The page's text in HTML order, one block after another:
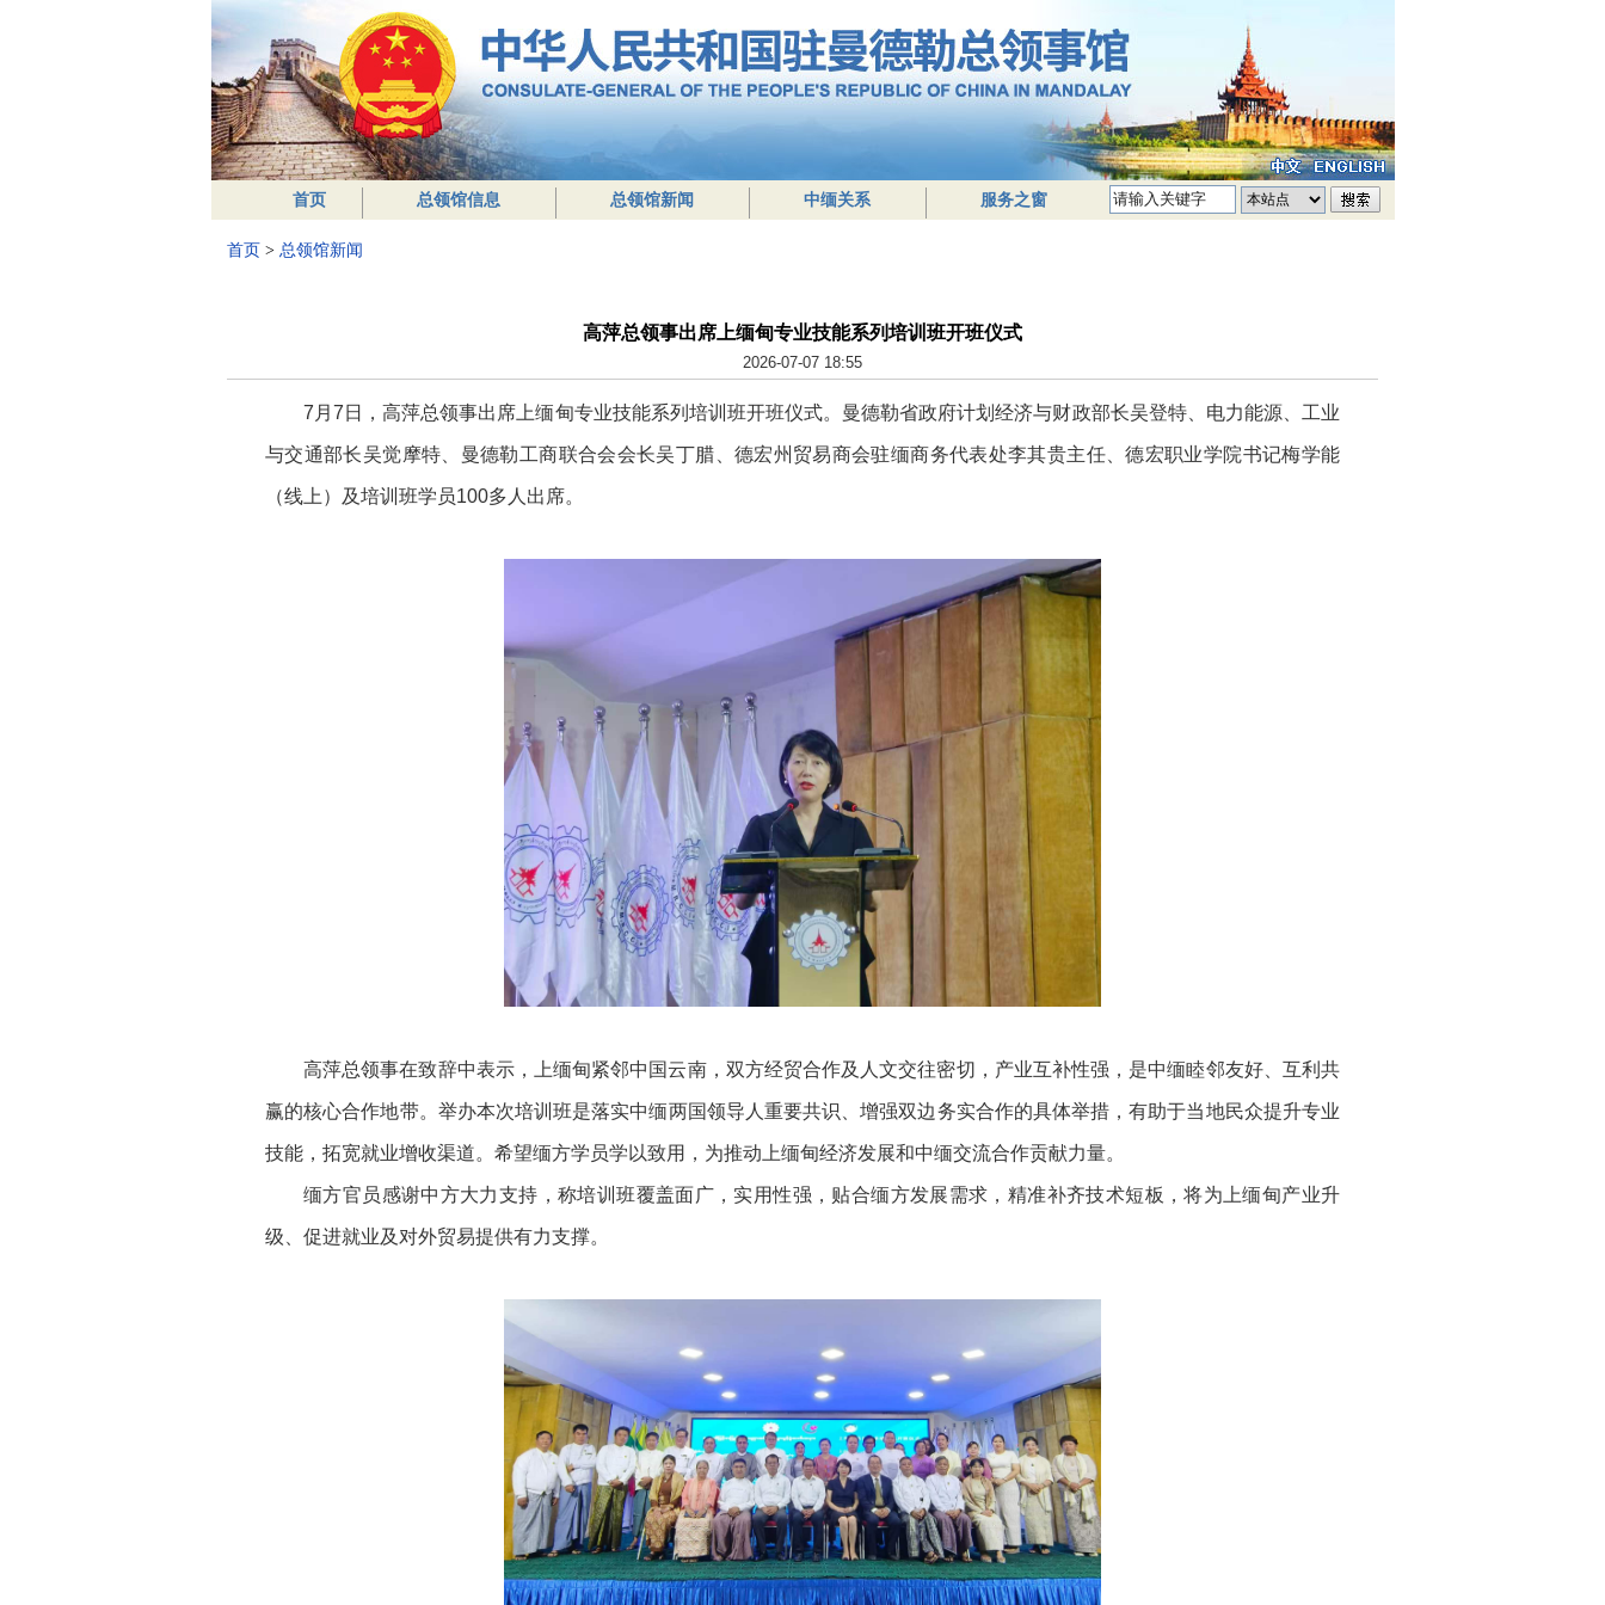
首页 总领馆信息 总领馆新闻 中缅关系 服务之窗
首页 > 总领馆新闻
高萍总领事出席上缅甸专业技能系列培训班开班仪式
2026-07-07 18:55
7月7日，高萍总领事出席上缅甸专业技能系列培训班开班仪式。曼德勒省政府计划经济与财政部长吴登特、电力能源、工业
与交通部长吴觉摩特、曼德勒工商联合会会长吴丁腊、德宏州贸易商会驻缅商务代表处李其贵主任、德宏职业学院书记梅学能
（线上）及培训班学员100多人出席。
高萍总领事在致辞中表示，上缅甸紧邻中国云南，双方经贸合作及人文交往密切，产业互补性强，是中缅睦邻友好、互利共
赢的核心合作地带。举办本次培训班是落实中缅两国领导人重要共识、增强双边务实合作的具体举措，有助于当地民众提升专业
技能，拓宽就业增收渠道。希望缅方学员学以致用，为推动上缅甸经济发展和中缅交流合作贡献力量。
缅方官员感谢中方大力支持，称培训班覆盖面广，实用性强，贴合缅方发展需求，精准补齐技术短板，将为上缅甸产业升
级、促进就业及对外贸易提供有力支撑。